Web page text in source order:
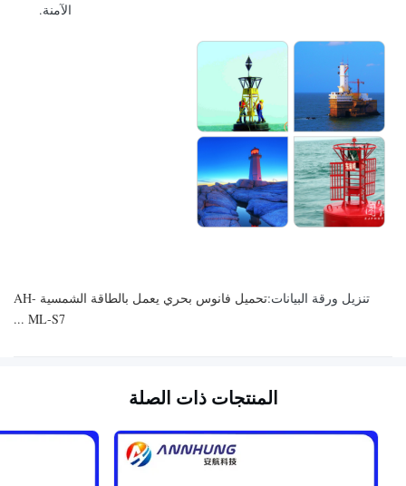
الآمنة.
تنزيل ورقة البيانات:
تحميل فانوس بحري يعمل بالطاقة الشمسية AH-
ML-S7 ...
المنتجات ذات الصلة